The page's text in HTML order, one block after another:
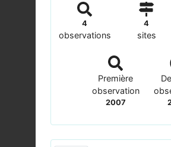
4
observations
4
sites
Première
observation
2007